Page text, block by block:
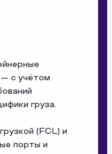
с учётом
груза.
(FCL) и
порты и